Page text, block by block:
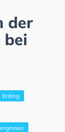
der
bei
Erding